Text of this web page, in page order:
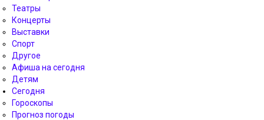
Театры
Концерты
Выставки
Спорт
Другое
Афиша на сегодня
Детям
Сегодня
Гороскопы
Прогноз погоды